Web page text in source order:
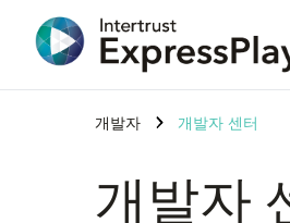
개발자 개발자 센터
개발자